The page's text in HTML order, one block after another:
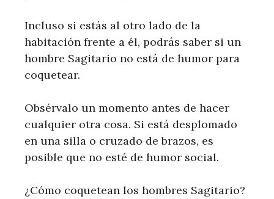
Incluso si estás al otro lado de la
habitación frente a él, podrás saber si un
hombre Sagitario no está de humor para
coquetear.
Obsérvalo un momento antes de hacer
cualquier otra cosa. Si está desplomado
en una silla o cruzado de brazos, es
posible que no esté de humor social.
¿Cómo coquetean los hombres Sagitario?